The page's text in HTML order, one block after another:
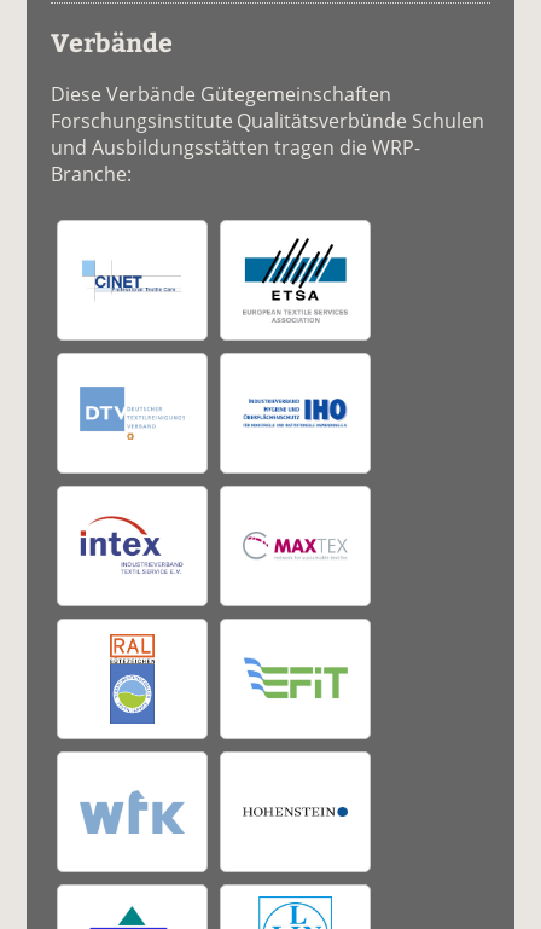
Verbände
Diese Verbände Gütegemeinschaften
Forschungsinstitute Qualitätsverbünde Schulen
und Ausbildungsstätten tragen die WRP-
Branche: